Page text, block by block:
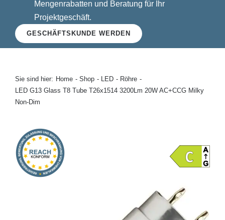
Halogen
Glühlampen
Kontakt
Mengenrabatten und Beratung für Ihr
Projektgeschäft.
GESCHÄFTSKUNDE WERDEN
Sie sind hier: Home Shop LED
Röhre
LED G13 Glass T8 Tube T26x1514 3200Lm 20W AC+CCG Milky
Non-Dim